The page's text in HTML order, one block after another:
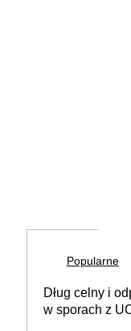
Popularne
Dług celny i
w sporach z